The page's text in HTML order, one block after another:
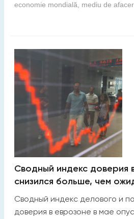
economie mondială, mediu de
Сводный индекс доверия
снизился больше, чем
Сводный индекс делового и
доверия в еврозоне в мае